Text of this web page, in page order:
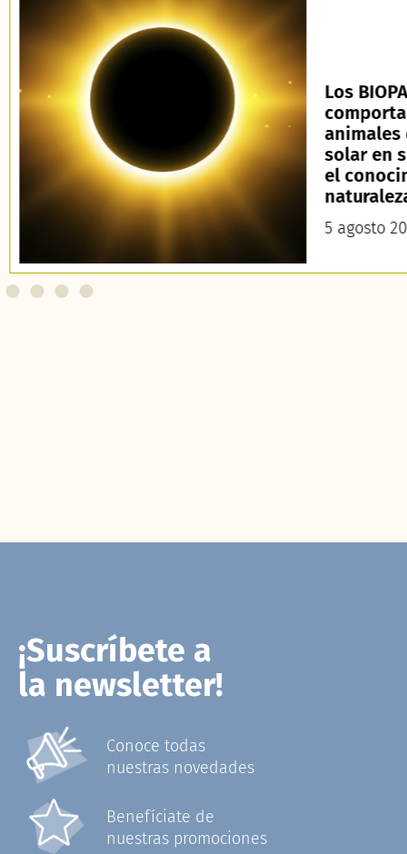
Los
animales
solar en
el
5 agosto
¡Suscríbete a
la newsletter!
Conoce todas
nuestras novedades
Benefíciate de
nuestras promociones